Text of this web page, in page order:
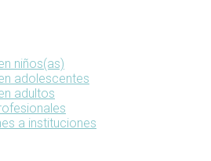
niños(as)
adolescentes
adultos
a instituciones